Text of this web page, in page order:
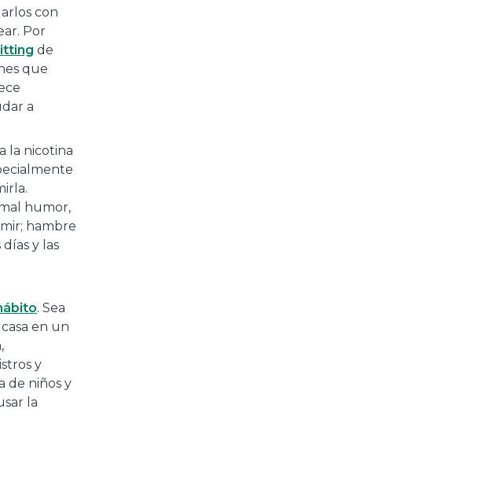
con
Por
de
que
a
la nicotina
humor,
hambre
y las
. Sea
en un
y
de niños y
la